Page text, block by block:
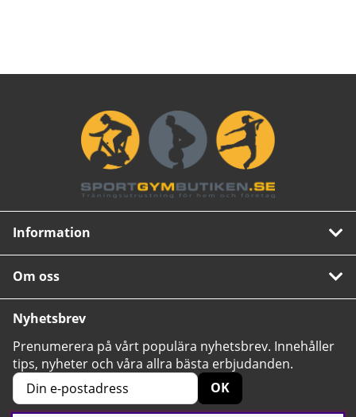
Information
Om oss
Nyhetsbrev
Prenumerera på vårt populära nyhetsbrev. Innehåller
tips, nyheter och våra allra bästa erbjudanden.
OK